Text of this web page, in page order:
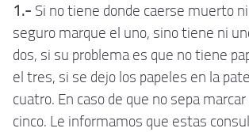
1.- Si no tiene donde caerse muerto
seguro marque el uno, sino tiene ni
dos, si su problema es que no tiene
el tres, si se dejo los papeles en la
cuatro. En caso de que no sepa
cinco. Le informamos que estas